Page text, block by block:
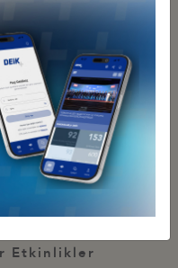
Etkinlikler